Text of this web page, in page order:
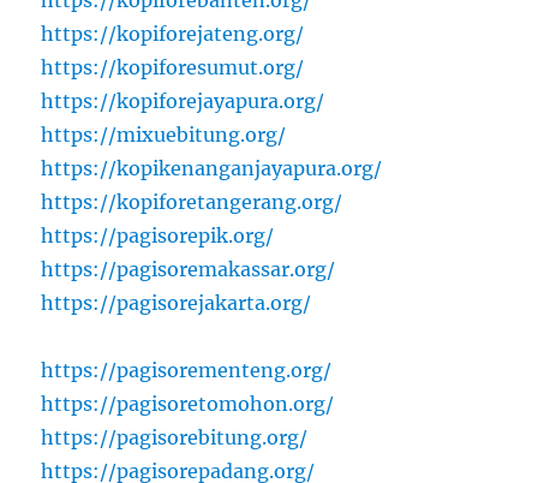
https://kopiforejateng.org/
https://kopiforesumut.org/
https://kopiforejayapura.org/
https://mixuebitung.org/
https://kopikenanganjayapura.org/
https://kopiforetangerang.org/
https://pagisorepik.org/
https://pagisoremakassar.org/
https://pagisorejakarta.org/
https://pagisorementeng.org/
https://pagisoretomohon.org/
https://pagisorebitung.org/
https://pagisorepadang.org/